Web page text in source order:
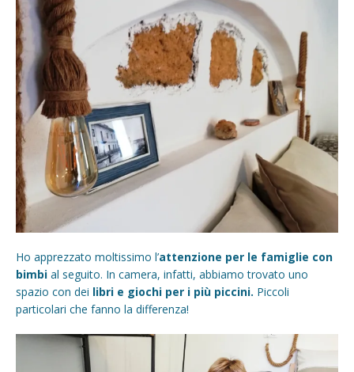
Ho apprezzato moltissimo l’attenzione per le famiglie con
bimbi al seguito. In camera, infatti, abbiamo trovato uno
spazio con dei libri e giochi per i più piccini. Piccoli
particolari che fanno la differenza!